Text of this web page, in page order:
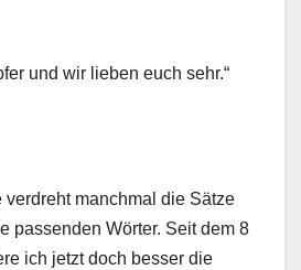
und wir lieben euch sehr.“
verdreht manchmal die Sätze
passenden Wörter. Seit dem 8
ich jetzt doch besser die